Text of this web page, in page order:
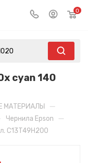
0
cyan 140
МАТЕРИАЛЫ —
Чернила Epson —
C13T49H200